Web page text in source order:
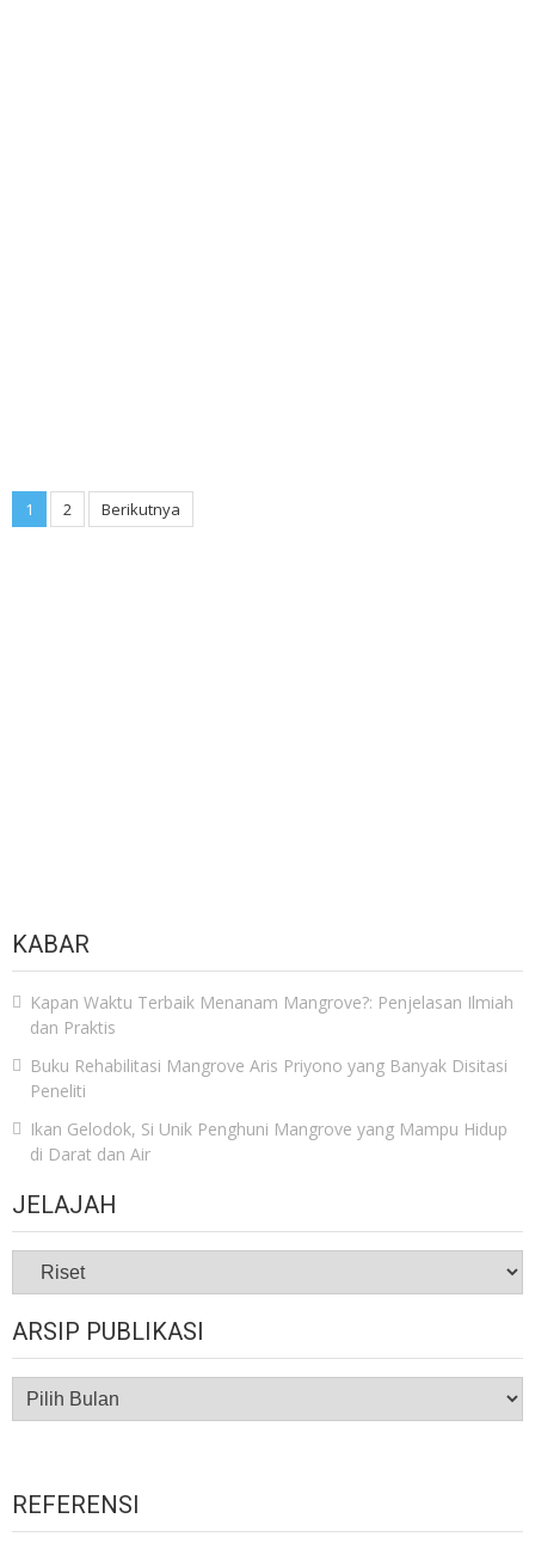
Paginasi
1 2 Berikutnya
KABAR
Kapan Waktu Terbaik Menanam Mangrove?: Penjelasan Ilmiah
dan Praktis
Buku Rehabilitasi Mangrove Aris Priyono yang Banyak Disitasi
Peneliti
Ikan Gelodok, Si Unik Penghuni Mangrove yang Mampu Hidup
di Darat dan Air
JELAJAH
JELAJAH
ARSIP PUBLIKASI
ARSIP
PUBLIKASI
REFERENSI